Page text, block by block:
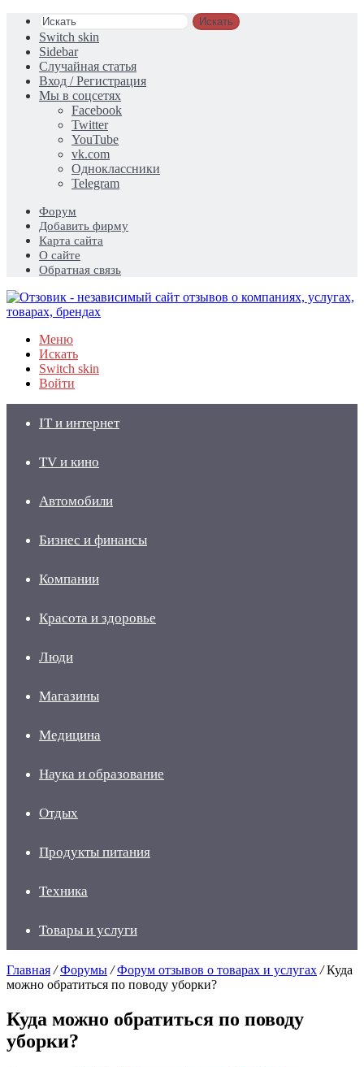
Искать
Switch skin
Sidebar
Случайная статья
Вход / Регистрация
Мы в соцсетях
Facebook
Twitter
YouTube
vk.com
Одноклассники
Telegram
Форум
Добавить фирму
Карта сайта
О сайте
Обратная связь
Меню
Искать
Switch skin
Войти
IT и интернет
TV и кино
Автомобили
Бизнес и финансы
Компании
Красота и здоровье
Люди
Магазины
Медицина
Наука и образование
Отдых
Продукты питания
Техника
Товары и услуги
Главная / Форумы / Форум отзывов о товарах и услугах / Куда
можно обратиться по поводу уборки?
Куда можно обратиться по поводу
уборки?